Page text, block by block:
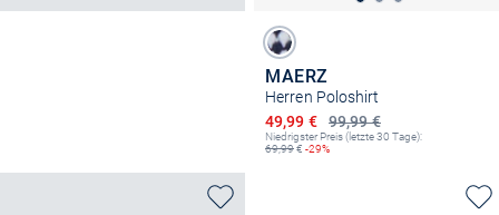
MAERZ
Herren Poloshirt
99,99 €
Ermäßigter Preis
49,99 €
Niedrigster Preis (letzte 30 Tage):
69,99€ -29%